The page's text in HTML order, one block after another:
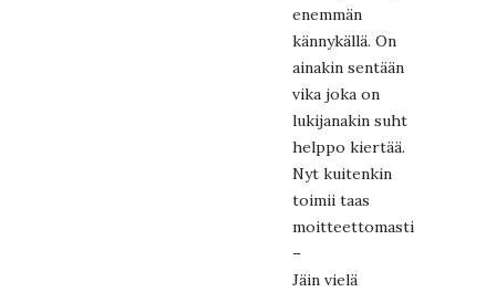
enemmän
kännykällä. On
ainakin sentään
vika joka on
lukijanakin suht
helppo kiertää.
Nyt kuitenkin
toimii taas
moitteettomasti!
–
Jäin vielä